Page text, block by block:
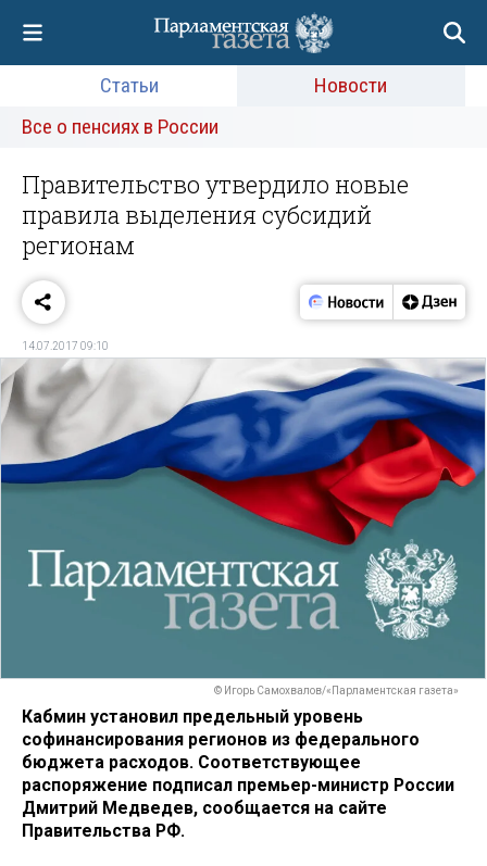
Статьи
Новости
Все о пенсиях в России
Правительство утвердило новые
правила выделения субсидий
регионам
14.07.2017 09:10
© Игорь Самохвалов/«Парламентская газета»
Кабмин установил предельный уровень
софинансирования регионов из федерального
бюджета расходов. Соответствующее
распоряжение подписал премьер-министр России
Дмитрий Медведев, сообщается на сайте
Правительства РФ.